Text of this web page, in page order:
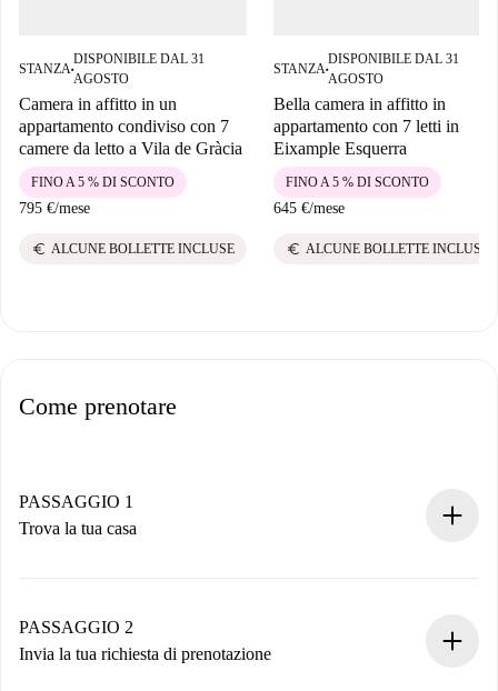
STANZA■
DISPONIBILE DAL 31
AGOSTO
Camera in affitto in un
appartamento condiviso con 7
camere da letto a Vila de Gràcia
795 €/mese
FINO A 5 % DI SCONTO
euro ALCUNE BOLLETTE INCLUSE
STANZA■
DISPONIBILE DAL 31
AGOSTO
Bella camera in affitto in
appartamento con 7 letti in
Eixample Esquerra
645 €/mese
FINO A 5 % DI SCONTO
euro ALCUNE BOLLETTE INCLUSE
Come prenotare
PASSAGGIO 1
Trova la tua casa
Hai tutte le informazioni necessarie in anticipo.
PASSAGGIO 2
Invia la tua richiesta di prenotazione